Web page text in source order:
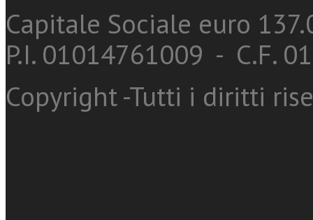
Capitale Sociale euro
P.I. 01014761009 - C.F.
Copyright -Tutti i diritti